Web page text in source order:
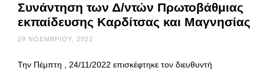
Συνάντηση των Δ/ντών Πρωτοβάθμιας
εκπαίδευσης Καρδίτσας και Μαγνησίας
29 ΝΟΕΜΒΡΊΟΥ, 2022
Την Πέμπτη , 24/11/2022 επισκέφτηκε τον διευθυντή